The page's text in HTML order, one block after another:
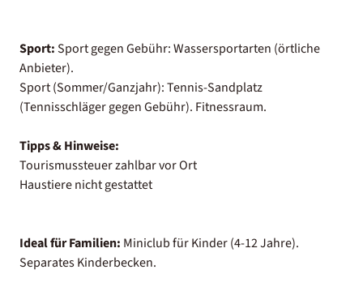
Sport:Sport gegen Gebühr: Wassersportarten (örtliche
Anbieter).
Sport (Sommer/Ganzjahr): Tennis-Sandplatz
(Tennisschläger gegen Gebühr). Fitnessraum.
Tipps & Hinweise:
Tourismussteuer zahlbar vor Ort
Haustiere nicht gestattet
Ideal für Familien: Miniclub für Kinder (4-12 Jahre).
Separates Kinderbecken.